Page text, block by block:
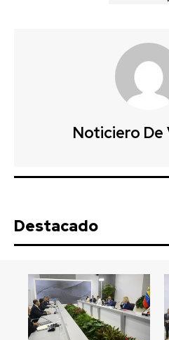
Noticiero De
Destacado